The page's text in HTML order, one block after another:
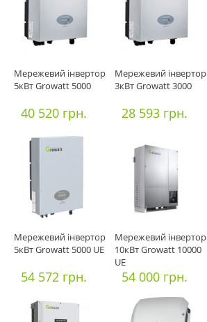
Мережевий інвертор
5кВт Growatt 5000
40 520 грн.
Мережевий інвертор
3кВт Growatt 3000
28 593 грн.
Мережевий інвертор
5кВт Growatt 5000 UE
54 572 грн.
Мережевий інвертор
10кВт Growatt 10000
UE
54 000 грн.